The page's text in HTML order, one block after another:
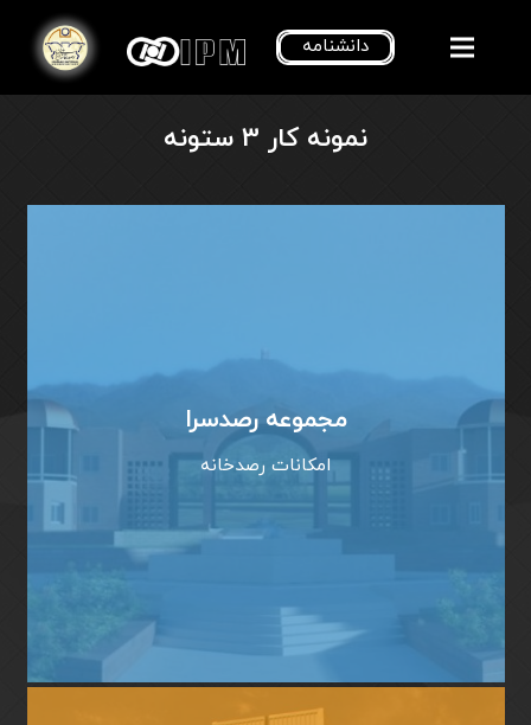
دانشنامه
نمونه کار 3 ستونه
مجموعه رصدسرا
امکانات رصدخانه